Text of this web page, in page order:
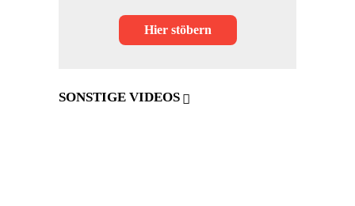
Hier stöbern
SONSTIGE VIDEOS